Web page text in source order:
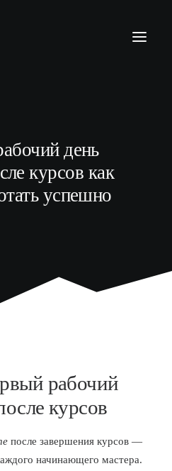
день
курсов как
успешно
рабочий
курсов
после завершения курсов —
начинающего мастера.